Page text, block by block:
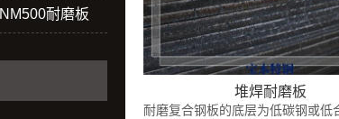
NM500耐磨板
堆焊耐磨板
耐磨复合钢板的底层为低碳钢或低